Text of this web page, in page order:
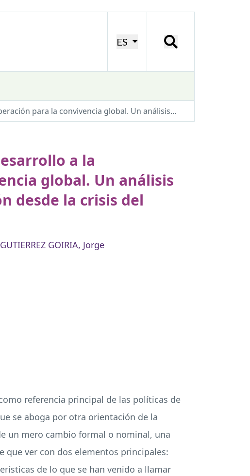
ES
para la convivencia global. Un análisis...
a la
global. Un análisis
desde la crisis del
GUTIERREZ GOIRIA, Jorge
referencia principal de las políticas de
se aboga por otra orientación de la
un mero cambio formal o nominal, una
que ver con dos elementos principales:
de lo que se han venido a llamar